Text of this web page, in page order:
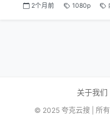
2个月前 1080p
关于我们
© 2025 夸克云搜 | 所